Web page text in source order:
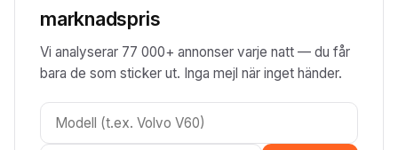
marknadspris
Vi analyserar 77 000+ annonser varje natt — du får
bara de som sticker ut. Inga mejl när inget händer.